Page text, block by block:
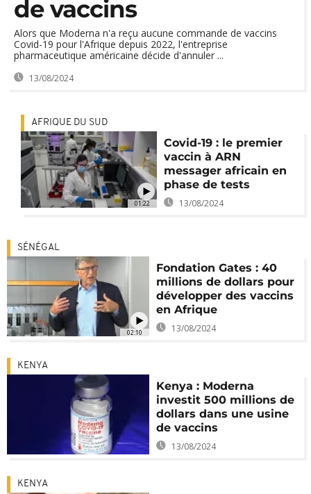
de vaccins
Alors que Moderna n'a reçu aucune commande de vaccins
Covid-19 pour l'Afrique depuis 2022, l'entreprise
pharmaceutique américaine décide d'annuler ...
13/08/2024
01:22
AFRIQUE DU SUD
Covid-19 : le premier
vaccin à ARN
messager africain en
phase de tests
13/08/2024
02:10
SÉNÉGAL
Fondation Gates : 40
millions de dollars pour
développer des vaccins
en Afrique
13/08/2024
KENYA
Kenya : Moderna
investit 500 millions de
dollars dans une usine
de vaccins
13/08/2024
KENYA